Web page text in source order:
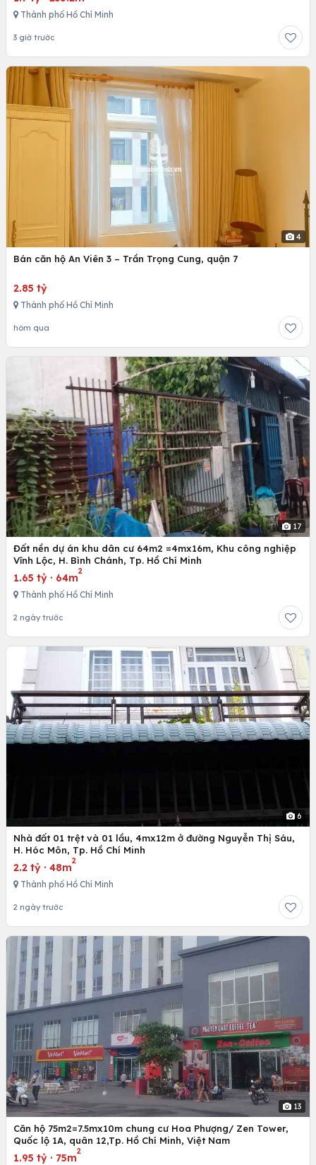
Thành phố Hồ Chí Minh
3 giờ trước
4
Bán căn hộ An Viên 3 – Trần Trọng Cung, quận 7
2.85 tỷ
Thành phố Hồ Chí Minh
hôm qua
17
Đất nền dự án khu dân cư 64m2 =4mx16m, Khu công nghiệp
Vĩnh Lộc, H. Bình Chánh, Tp. Hồ Chí Minh
1.65 tỷ · 64m
2
Thành phố Hồ Chí Minh
2 ngày trước
6
Nhà đất 01 trệt và 01 lầu, 4mx12m ở đường Nguyễn Thị Sáu,
H. Hóc Môn, Tp. Hồ Chí Minh
2.2 tỷ · 48m
2
Thành phố Hồ Chí Minh
2 ngày trước
13
Căn hộ 75m2=7.5mx10m chung cư Hoa Phượng/ Zen Tower,
Quốc lộ 1A, quân 12,Tp. Hồ Chí Minh, Việt Nam
1.95 tỷ · 75m
2